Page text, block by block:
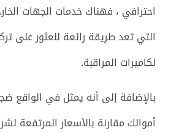
التي تعد طريقة رائعة للعثور على
لكاميرات المراقبة.
بالإضافة إلى أنه يمثل في الواقع
أموالك مقارنة بالأسعار المرتفعة